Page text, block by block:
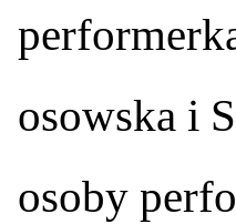
osowska i
osoby